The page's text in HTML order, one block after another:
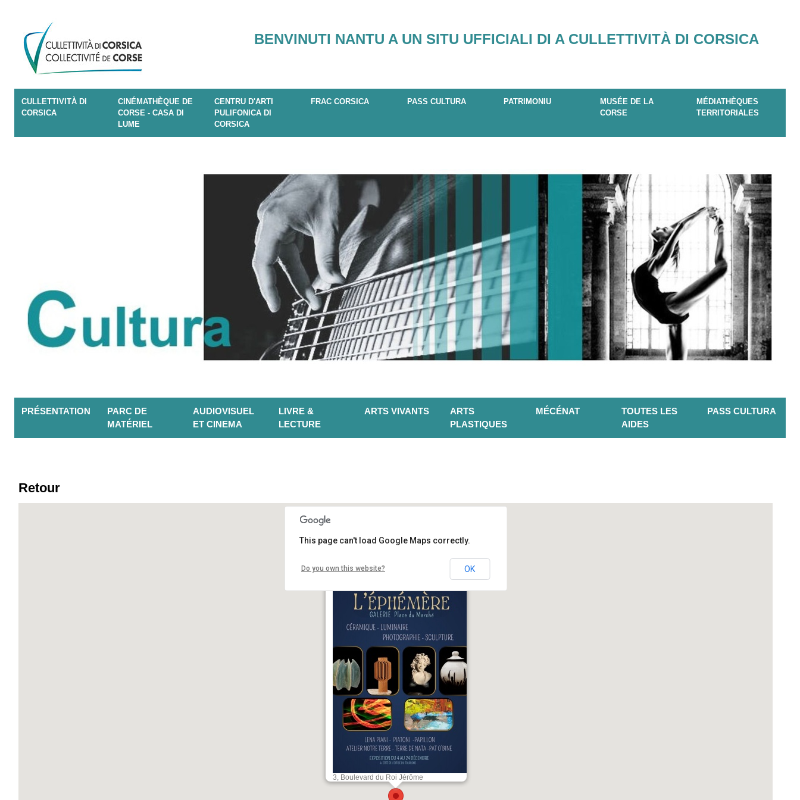
BENVINUTI NANTU A UN SITU UFFICIALI DI A CULLETTIVITÀ DI CORSICA
CULLETTIVITÀ DI
CORSICA
CINÉMATHÈQUE DE
CORSE - CASA DI
LUME
CENTRU D'ARTI
PULIFONICA DI
CORSICA
FRAC CORSICA PASS CULTURA PATRIMONIU
MUSÉE DE LA
CORSE
MÉDIATHÈQUES
TERRITORIALES
PRÉSENTATION
PARC DE
MATÉRIEL
AUDIOVISUEL
ET CINEMA
LIVRE &
LECTURE
ARTS VIVANTS
ARTS
PLASTIQUES
MÉCÉNAT
TOUTES LES
AIDES
PASS CULTURA
Retour
Exposition collective - Galerie
3, Boulevard du Roi Jérôme
This page can't load Google Maps correctly.
Do you own this website? OK